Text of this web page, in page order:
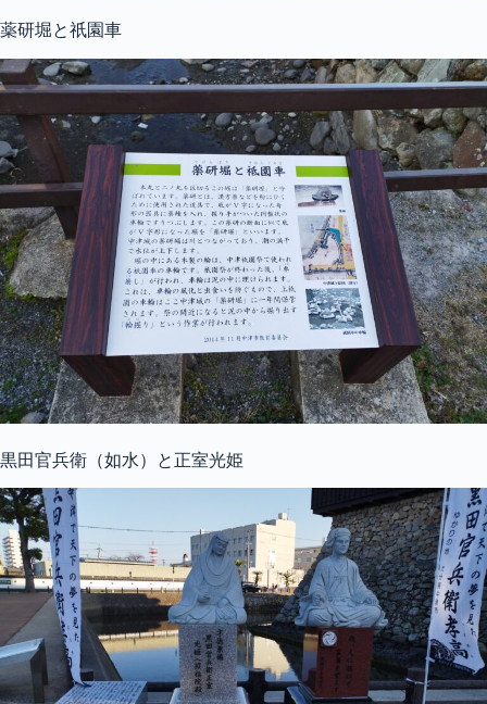
薬研堀と祇園車
黒田官兵衛（如水）と正室光姫